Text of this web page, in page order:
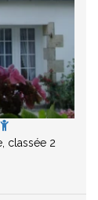
classée 2